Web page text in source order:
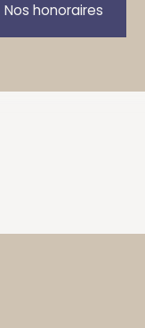
Nos honoraires